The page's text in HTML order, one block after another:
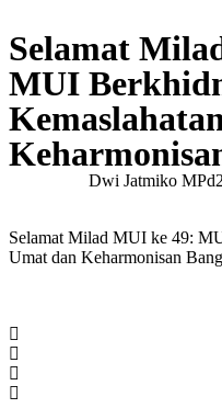
Selamat
MUI
Dwi Jatmiko MPd
Selamat Milad MUI ke 49:
Umat dan Keharmonisan